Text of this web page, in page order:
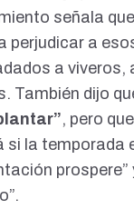
señala
perjudicar a
a viveros,
También dijo
, pero
si la temporada
prospere”